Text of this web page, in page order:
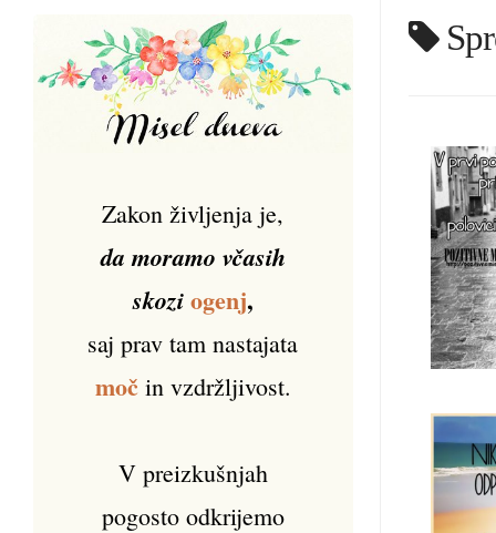
Zakon življenja je,
da moramo včasih
skozi ogenj,
saj prav tam nastajata
močin vzdržljivost.
V preizkušnjah
pogosto odkrijemo